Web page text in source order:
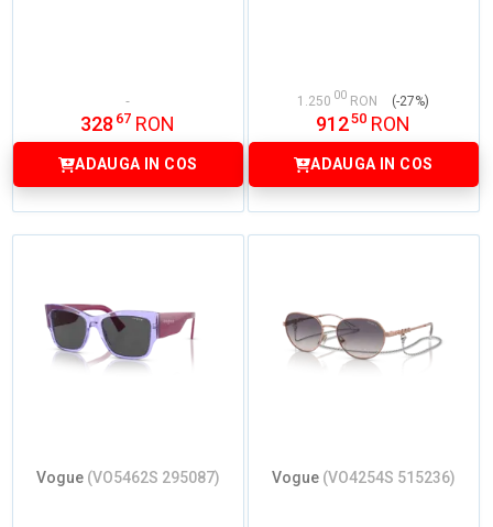
328 67 RON
ADAUGA IN COS
1.250 00 RON (-27%)
91250 RON
ADAUGA IN COS
Vogue (VO5462S 295087) Vogue (VO4254S 515236)